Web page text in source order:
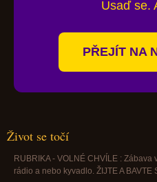
Usaď se.
PŘEJÍT NA
Život se točí
RUBRIKA - VOLNÉ CHVÍLE :
rádio a nebo kyvadlo. ŽIJTE A BAVTE